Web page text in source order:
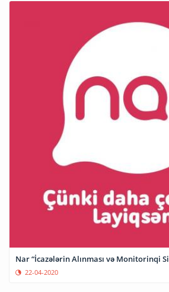
Nar “İcazələrin Alınması və Monitorinqi
22-04-2020